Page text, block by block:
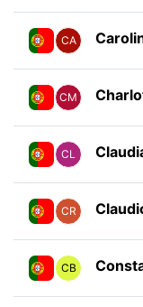
CA
CM
CL
CR
CB